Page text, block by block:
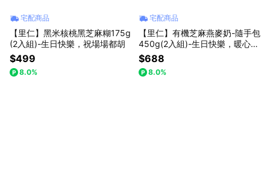
宅配商品
【里仁】黑米核桃黑芝麻糊175g
(2入組)-生日快樂，祝場場都胡
$499
8.0%
宅配商品
【里仁】有機芝麻燕麥奶-隨手包
450g(2入組)-生日快樂，暖心飲
品推薦
$688
8.0%